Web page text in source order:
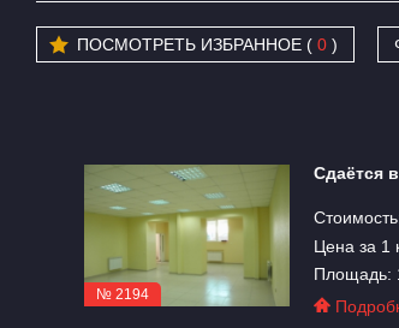
ПОСМОТРЕТЬ ИЗБРАННОЕ ( 0 )
№ 2194
Сдаётся
Цена за 1
Площадь: